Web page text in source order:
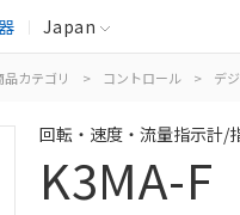
Japan
品カテゴリ > コントロール > デ
回転・速度・流量指示計/
K3MA-F